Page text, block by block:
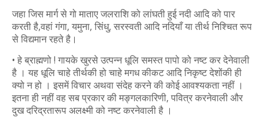
जहा जिस मार्ग से गो माताए जलराशि को लांघती हुई नदी आदि को पार
करती है,वहां गंगा, यमुना, सिंधु, सरस्वती आदि नदियाँ या तीर्थ निश्चित रूप
से विद्यमान रहते है।
• हे ब्राह्मणो ! गायके खुरसे उत्पन्न धूलि समस्त पापो को नष्ट कर देनेवाली
है । यह धूलि चाहे तीर्थकी हो चाहे मगध कीकट आदि निकृष्ट देशोंकी ही
क्यो न हो । इसमें विचार अथवा संदेह करने की कोई आवश्यकता नहीं ।
इतना ही नहीं वह सब प्रकार की मङ्गलकारिणी, पवित्र करनेवाली और
दुख दरिद्रतारूप अलक्ष्मी को नष्ट करनेवाली है ।